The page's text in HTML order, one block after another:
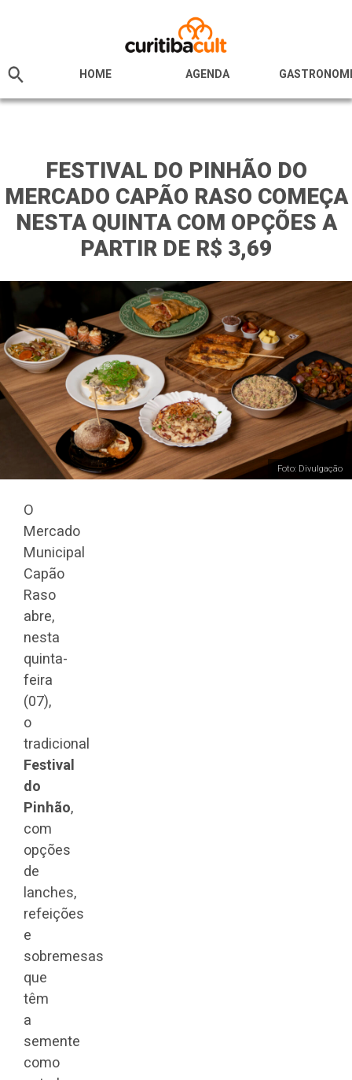
HOME AGENDA
FESTIVAL DO PINHÃO DO
MERCADO CAPÃO RASO COMEÇA
NESTA QUINTA COM OPÇÕES A
PARTIR DE R$ 3,69
Foto: Divulgação
O
Mercado
Municipal
Capão
Raso
abre,
nesta
quinta-
feira
(07),
o
tradicional
Festival
do
Pinhão,
com
opções
de
lanches,
refeições
e
sobremesas
que
têm
a
semente
como